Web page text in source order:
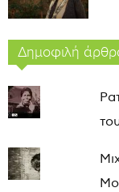
Δημοφιλή